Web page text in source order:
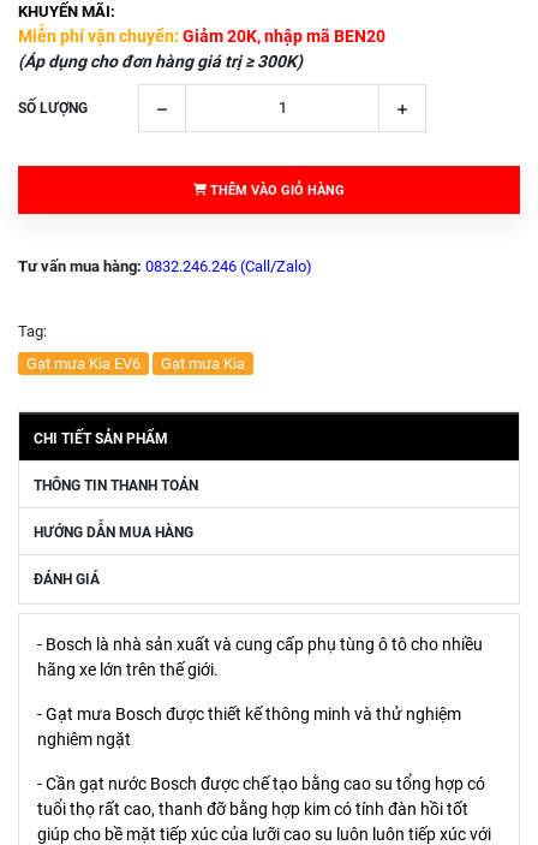
KHUYẾN MÃI:
Miễn phí vận chuyển: Giảm 20K, nhập mã BEN20
(Áp dụng cho đơn hàng giá trị ≥ 300K)
SỐ LƯỢNG
THÊM VÀO GIỎ HÀNG
Tư vấn mua hàng: 0832.246.246 (Call/Zalo)
Tag:
Gạt mưa Kia EV6
Gạt mưa Kia
CHI TIẾT SẢN PHẨM
THÔNG TIN THANH TOÁN
HƯỚNG DẪN MUA HÀNG
ĐÁNH GIÁ
- Bosch là nhà sản xuất và cung cấp phụ tùng ô tô cho nhiều
hãng xe lớn trên thế giới.
- Gạt mưa Bosch được thiết kế thông minh và thử nghiệm
nghiêm ngặt
- Cần gạt nước Bosch được chế tạo bằng cao su tổng hợp có
tuổi thọ rất cao, thanh đỡ bằng hợp kim có tính đàn hồi tốt
giúp cho bề mặt tiếp xúc của lưỡi cao su luôn luôn tiếp xúc với